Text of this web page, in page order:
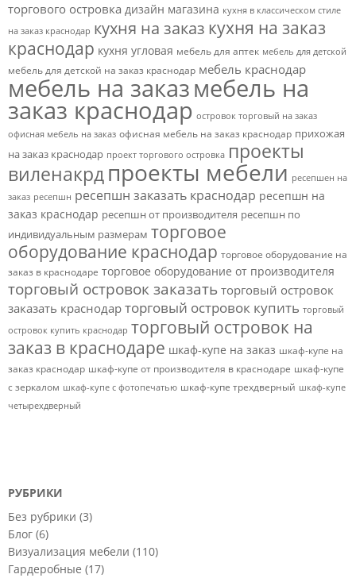
торгового островка дизайн магазина кухня в классическом стиле
на заказ краснодар кухня на заказ кухня на заказ
краснодар кухня угловая мебель для аптек мебель для детской
мебель для детской на заказ краснодар мебель краснодар
мебель на заказмебель на
заказ краснодар островок торговый на заказ
офисная мебель на заказ офисная мебель на заказ краснодар прихожая
на заказ краснодар проект торгового островка проекты
виленакрдпроекты мебели ресепшен на
заказ ресепшн ресепшн заказать краснодар ресепшн на
заказ краснодар ресепшн от производителя ресепшн по
индивидуальным размерам торговое
оборудование краснодар торговое оборудование на
заказ в краснодаре торговое оборудование от производителя
торговый островок заказать торговый островок
заказать краснодар торговый островок купить торговый
островок купить краснодар торговый островок на
заказ в краснодаре шкаф-купе на заказ шкаф-купе на
заказ краснодар шкаф-купе от производителя в краснодаре шкаф-купе
с зеркалом шкаф-купе с фотопечатью шкаф-купе трехдверный шкаф-купе
четырехдверный
РУБРИКИ
Без рубрики (3)
Блог (6)
Визуализация мебели (110)
Гардеробные (17)